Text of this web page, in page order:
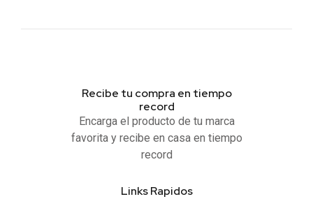
Recibe tu compra en tiempo
record
Encarga el producto de tu marca
favorita y recibe en casa en tiempo
record
Links Rapidos